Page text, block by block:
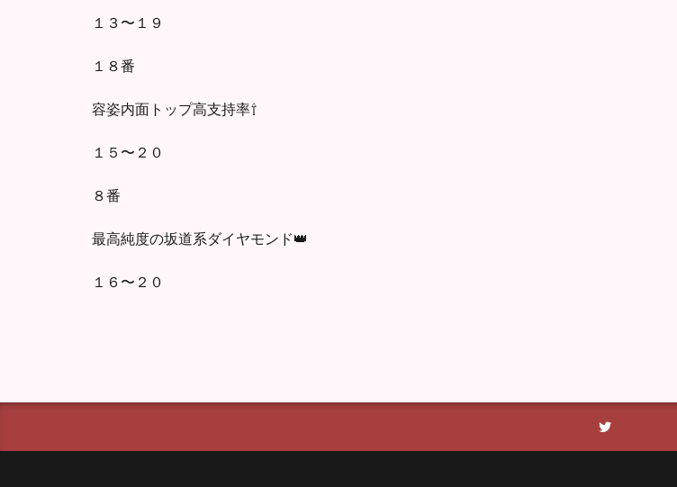
１３〜１９
１８番
容姿内面トップ高支持率⇧
１５〜２０
８番
最高純度の坂道系ダイヤモンド👑
１６〜２０